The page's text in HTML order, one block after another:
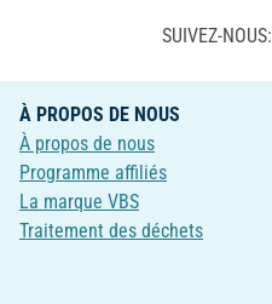
SUIVEZ-NOUS:
À PROPOS DE NOUS
À propos de nous
Programme affiliés
La marque VBS
Traitement des déchets